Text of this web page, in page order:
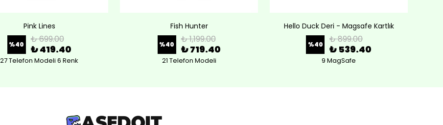
Pink Lines
%40 ₺ 699.00
₺ 419.40
27 Telefon Modeli 6 Renk
Fish Hunter
%40 ₺ 1,199.00
₺ 719.40
21 Telefon Modeli
Hello Duck Deri - Magsafe Kartlık
%40 ₺ 899.00
₺ 539.40
9 MagSafe